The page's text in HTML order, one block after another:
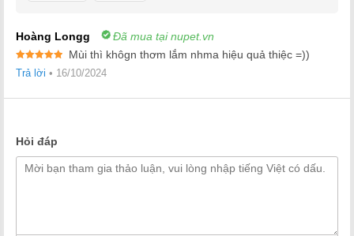
Hoàng Longg Đã mua tại nupet.vn
hạng55
Mùi thì khôgn thơm lắm nhma hiệu quả thiệc =))
Trả lời • 16/10/2024
Hỏi đáp